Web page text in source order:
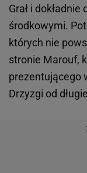
Grał i
środkowymi.
których nie
stronie Marouf,
prezentującego
Drzyzgi od